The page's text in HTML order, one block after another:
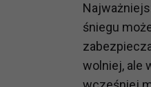
śniegu
wolniej, ale